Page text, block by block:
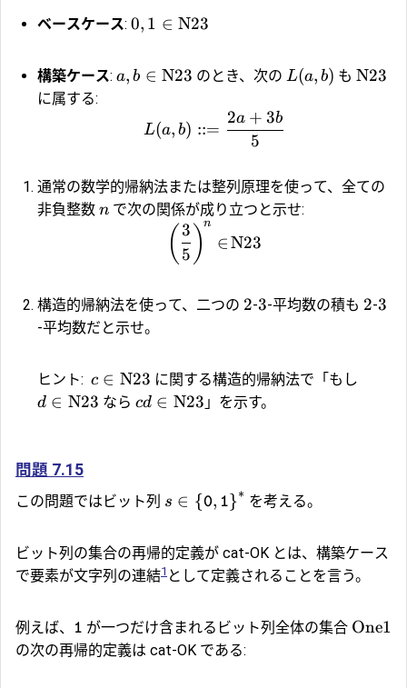
ベースケース: 0, 1 ∈ N23
構築ケース: a, b ∈ N23 のとき、次のL(a, b) もN23
に属する:
L(a, b) ::=
5
2a + 3b
通常の数学的帰納法または整列原理を使って、全ての
非負整数 n で次の関係が成り立つと示せ:
( 5
3 )n
∈N23
構造的帰納法を使って、二つの 2-3-平均数の積も 2-3
-平均数だと示せ。
ヒント: c ∈ N23 に関する構造的帰納法で「もし
d ∈ N23 なら cd ∈ N23 」を示す。
問題 7.15
この問題ではビット列 s ∈ {0, 1}∗ を考える。
ビット列の集合の再帰的定義が cat-OK とは、構築ケース
で要素が文字列の連結1 として定義されることを言う。
例えば、 1 が一つだけ含まれるビット列全体の集合 One1
の次の再帰的定義は cat-OK である: